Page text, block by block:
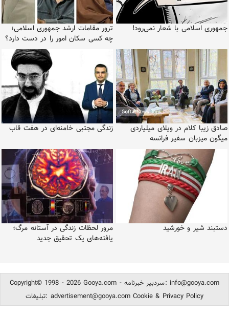
ترور مقامات ارشد جمهوری اسلامی؛
چه کسی سکان امور را در دست دارد؟
جمهوری اسلامی با شعار نمی‌رود!
زندگی مجتبی خامنه‌ای در هفت قاب
صادق زیبا کلام در ویلای میلیاردی
میگون میزبان سفیر فرانسه
مرور لحظات زندگی در آستانه مرگ؛
یافته‌های یک تحقیق جدید
دستبند شیر و خورشید
Copyright© 1998 - 2026 Gooya.com - سردبیر خبرنامه: info@gooya.com
تبلیغات: advertisement@gooya.com Cookie & Privacy Policy